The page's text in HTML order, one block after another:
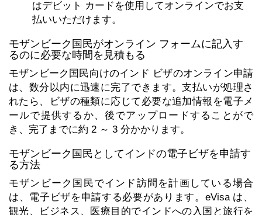
はデビット カードを使用してオンラインでお支
払いいただけます。
モザンビーク国民がオンライン フォームに記入す
るのに必要な時間を見積もる
モザンビーク国民向けのインド ビザのオンライン申請
は、数分以内に迅速に完了できます。支払いが処理さ
れたら、ビザの種類に応じて必要な追加情報を電子メ
ールで提供するか、後でアップロードすることがで
き、完了までに約 2 ～ 3 分かかります。
モザンビーク国民としてインドの電子ビザを申請す
る方法
モザンビーク国民でインド訪問を計画している場合
は、電子ビザを申請する必要があります。eVisa は、
観光、ビジネス、医療目的でインドへの入国と旅行を